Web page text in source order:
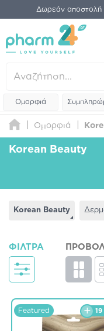
Δωρεάν αποστολή
Ομορφιά
Ομορφιά
Korean Beauty
Korean Beauty
ΦΊΛΤΡΑ
19
Featured